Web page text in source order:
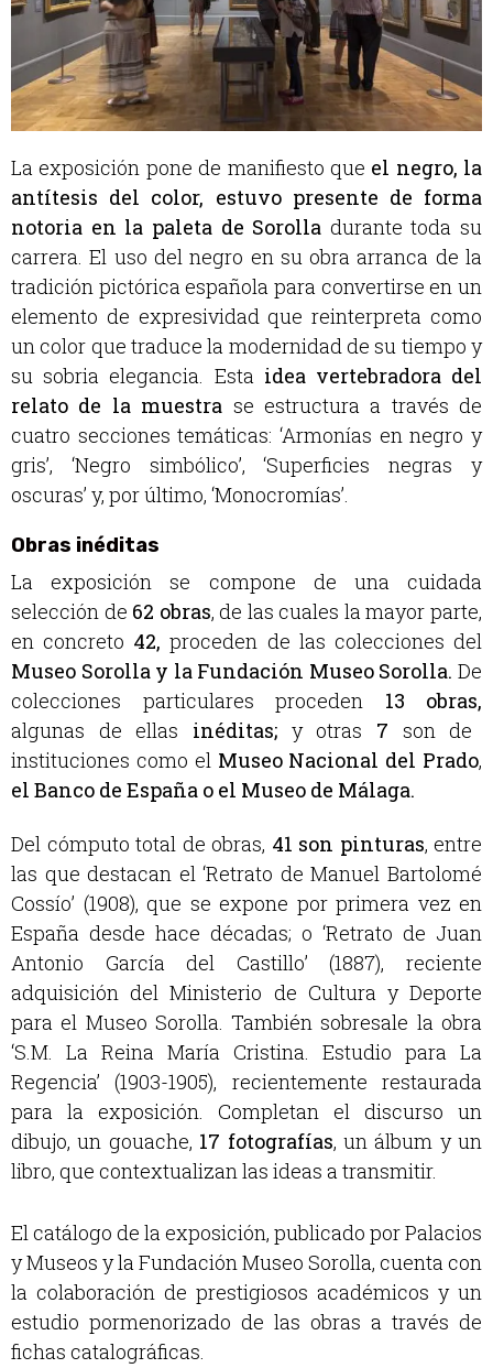
La exposición pone de manifiesto que el negro, la
antítesis del color, estuvo presente de forma
notoria en la paleta de Sorolla durante toda su
carrera. El uso del negro en su obra arranca de la
tradición pictórica española para convertirse en un
elemento de expresividad que reinterpreta como
un color que traduce la modernidad de su tiempo y
su sobria elegancia. Esta idea vertebradora del
relato de la muestra se estructura a través de
cuatro secciones temáticas: ‘Armonías en negro y
gris’, ‘Negro simbólico’, ‘Superficies negras y
oscuras’ y, por último, ‘Monocromías’.
Obras inéditas
La exposición se compone de una cuidada
selección de 62 obras, de las cuales la mayor parte,
en concreto 42,proceden de las colecciones del
Museo Sorolla y la Fundación Museo Sorolla. De
colecciones particulares proceden 13 obras,
algunas de ellas inéditas; y otras 7 son de
instituciones como elMuseo Nacional del Prado,
el Banco de España o el Museo de Málaga.
Del cómputo total de obras, 41 son pinturas, entre
las que destacan el ‘Retrato de Manuel Bartolomé
Cossío’ (1908), que se expone por primera vez en
España desde hace décadas; o ‘Retrato de Juan
Antonio García del Castillo’ (1887), reciente
adquisición del Ministerio de Cultura y Deporte
para el Museo Sorolla. También sobresale la obra
‘S.M. La Reina María Cristina. Estudio para La
Regencia’ (1903-1905), recientemente restaurada
para la exposición. Completan el discurso un
dibujo, un gouache, 17 fotografías, un álbum y un
libro, que contextualizan las ideas a transmitir.
El catálogo de la exposición, publicado por Palacios
y Museos y la Fundación Museo Sorolla, cuenta con
la colaboración de prestigiosos académicos y un
estudio pormenorizado de las obras a través de
fichas catalográficas.